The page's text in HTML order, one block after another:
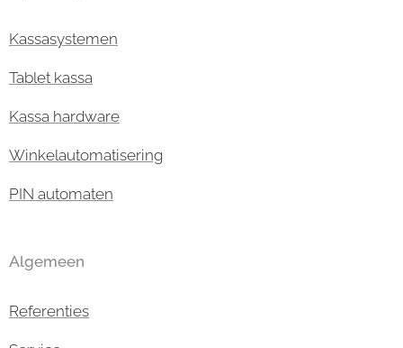
Kassasystemen
Tablet kassa
Kassa hardware
Winkelautomatisering
PIN automaten
Algemeen
Referenties